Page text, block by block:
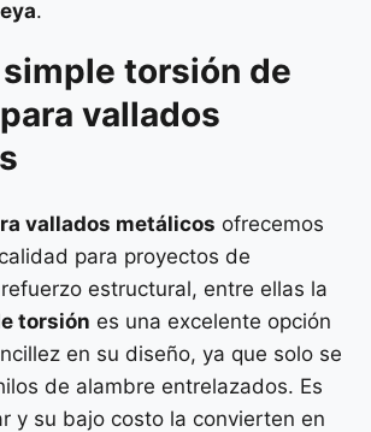
.
simple torsión de
vallados
vallados metálicos ofrecemos
para proyectos de
estructural, entre ellas la
torsión es una excelente opción
en su diseño, ya que solo se
de alambre entrelazados. Es
y su bajo costo la convierten en